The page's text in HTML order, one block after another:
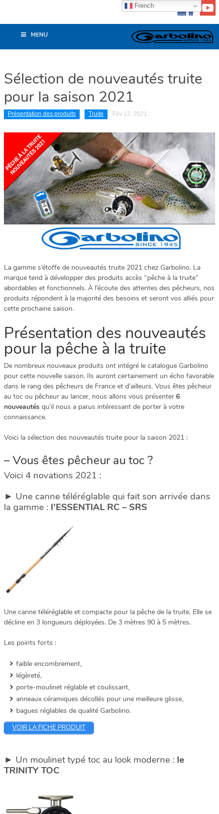
MENU
Sélection de nouveautés truite
pour la saison 2021
Présentation des produits Truite Fév 12, 2021
La gamme s’étoffe de nouveautés truite 2021 chez Garbolino. La
marque tend à développer des produits accès “pêche à la truite”
abordables et fonctionnels. À l’écoute des attentes des pêcheurs, nos
produits répondent à la majorité des besoins et seront vos alliés pour
cette prochaine saison.
Présentation des nouveautés
pour la pêche à la truite
De nombreux nouveaux produits ont intégré le catalogue Garbolino
pour cette nouvelle saison. Ils auront certainement un écho favorable
dans le rang des pêcheurs de France et d’ailleurs. Vous êtes pêcheur
au toc ou pêcheur au lancer, nous allons vous présenter 6
nouveautés qu’il nous a parus intéressant de porter à votre
connaissance.
Voici la sélection des nouveautés truite pour la saison 2021 :
– Vous êtes pêcheur au toc ?
Voici 4 novations 2021 :
► Une canne téléréglable qui fait son arrivée dans
la gamme : l’ESSENTIAL RC – SRS
Une canne téléréglable et compacte pour la pêche de la truite. Elle se
décline en 3 longueurs déployées. De 3 mètres 90 à 5 mètres.
Les points forts :
faible encombrement,
légèreté,
porte-moulinet réglable et coulissant,
anneaux céramiques décollés pour une meilleure glisse,
bagues réglables de qualité Garbolino.
VOIR LA FICHE PRODUIT
► Un moulinet typé toc au look moderne : le
TRINITY TOC
French